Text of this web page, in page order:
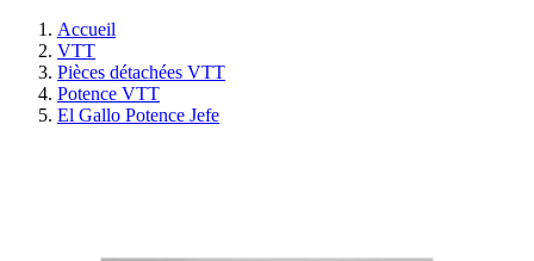
Accueil
VTT
Pièces détachées VTT
Potence VTT
El Gallo Potence Jefe